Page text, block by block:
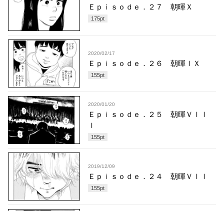
Ｅｐｉｓｏｄｅ．２７ 朝暉Ｘ
175pt
2020/02/17
Ｅｐｉｓｏｄｅ．２６ 朝暉ＩＸ
155pt
2020/01/20
Ｅｐｉｓｏｄｅ．２５ 朝暉ＶＩＩ
Ｉ
155pt
2019/12/09
Ｅｐｉｓｏｄｅ．２４ 朝暉ＶＩＩ
155pt